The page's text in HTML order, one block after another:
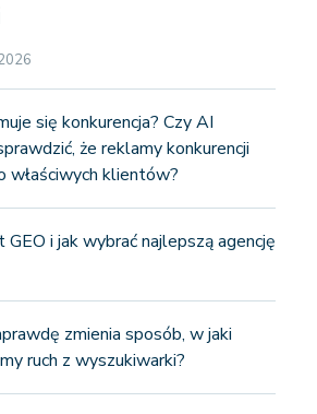
się konkurencja? Czy AI
że reklamy konkurencji
właściwych klientów?
GEO i jak wybrać najlepszą agencję
zmienia sposób, w jaki
ruch z wyszukiwarki?